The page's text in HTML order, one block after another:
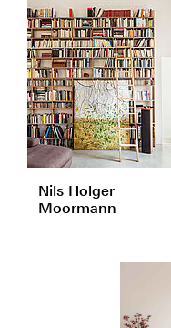
Nils Holger
Moormann